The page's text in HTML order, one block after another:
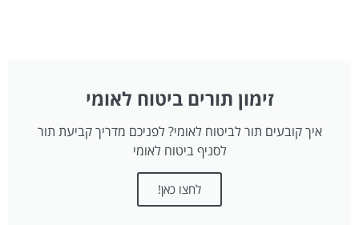
זימון תורים ביטוח לאומי
איך קובעים תור לביטוח לאומי? לפניכם מדריך קביעת תור
לסניף ביטוח לאומי
לחצו כאן!